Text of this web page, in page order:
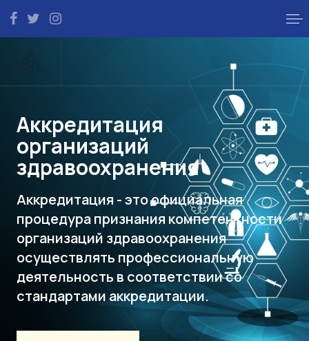
Аккредитация
организаций
здравоохранения
Аккредитация - это официальная
процедура признания компетентности
организаций здравоохранения
осуществлять профессиональную
деятельность в соответствии со
стандартами аккредитации.